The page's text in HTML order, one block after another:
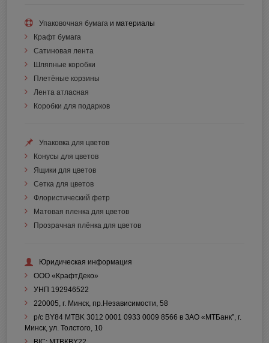
Упаковочная бумага и материалы
Крафт бумага
Сатиновая лента
Шляпные коробки
Плетёные корзины
Лента атласная
Коробки для подарков
Упаковка для цветов
Конусы для цветов
Ящики для цветов
Сетка для цветов
Флористический фетр
Матовая пленка для цветов
Прозрачная плёнка для цветов
Юридическая информация
ООО «КрафтДеко»
УНП 192946522
220005, г. Минск, пр.Независимости, 58
р/с BY84 MTBK 3012 0001 0933 0009 8566 в ЗАО «МТБанк”, г.
Минск, ул. Толстого, 10